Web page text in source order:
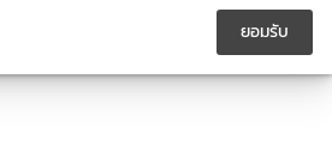

ยอมรับ